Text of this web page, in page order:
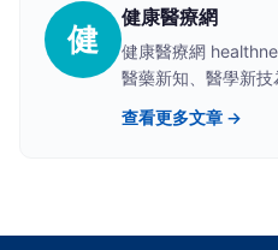
健
健康醫療網
健康醫療網
醫藥新知、醫學新
關心國人健康的理
時、最樂活的多元化資訊。 FB
查看更多文章 →